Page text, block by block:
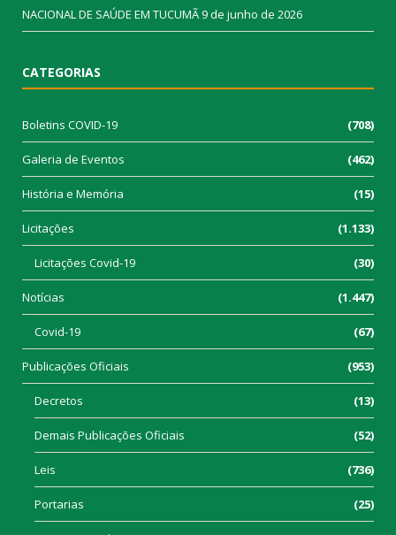
NACIONAL DE SAÚDE EM TUCUMÃ9 de junho de 2026
CATEGORIAS
Boletins COVID-19 (708)
Galeria de Eventos (462)
História e Memória (15)
Licitações (1.133)
Licitações Covid-19 (30)
Notícias (1.447)
Covid-19 (67)
Publicações Oficiais (953)
Decretos (13)
Demais Publicações Oficiais (52)
Leis (736)
Portarias (25)